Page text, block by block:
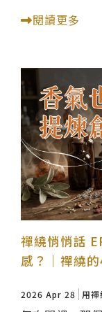
閱讀更多
禪繞悄悄話
感？｜禪繞
2026 Apr 28 用